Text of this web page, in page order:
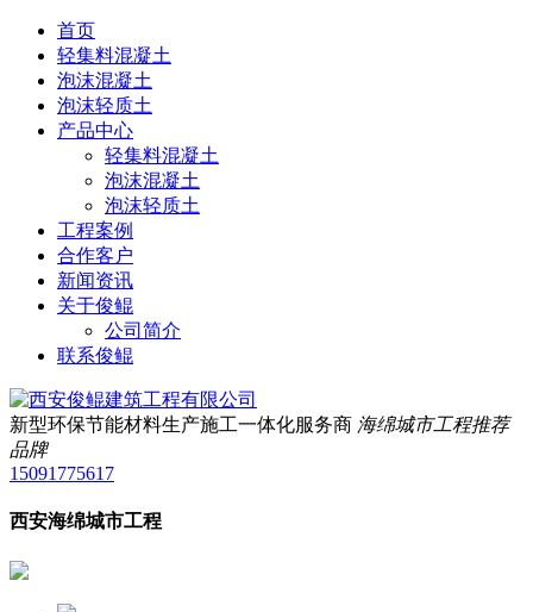
首页
轻集料混凝土
泡沫混凝土
泡沫轻质土
产品中心
轻集料混凝土
泡沫混凝土
泡沫轻质土
工程案例
合作客户
新闻资讯
关于俊鲲
公司简介
联系俊鲲
新型环保节能材料生产施工一体化服务商 海绵城市工程推荐
品牌
15091775617
西安海绵城市工程